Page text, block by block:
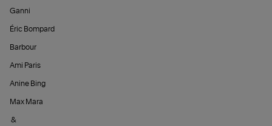
Ganni
Éric Bompard
Barbour
Ami Paris
Anine Bing
Max Mara
&